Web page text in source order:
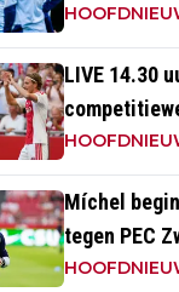
LIVE 14.30
tegen PEC
Míchel
tegen PEC
Wijndal